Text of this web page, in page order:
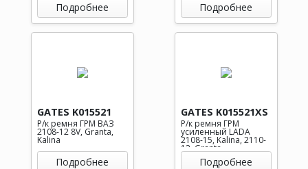
Подробнее Подробнее
GATES K015521
Р/к ремня ГРМ ВАЗ
2108-12 8V, Granta,
Kalina
Подробнее
GATES K015521XS
Р/к ремня ГРМ
усиленный LADA
2108-15, Kalina, 2110-
12, Granta
Подробнее